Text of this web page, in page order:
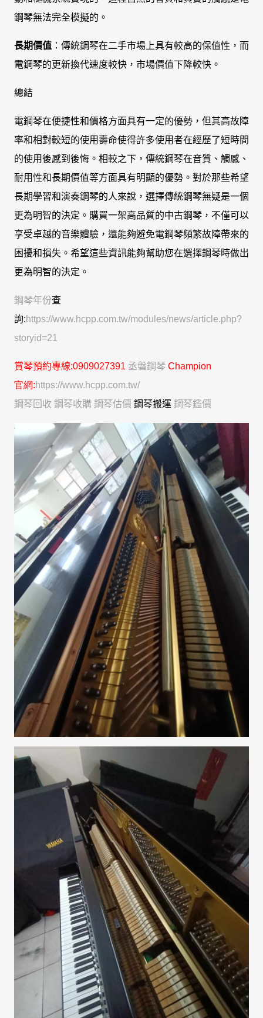
鋼琴無法完全模擬的。
長期價值 ：傳統鋼琴在二手市場上具有較高的保值性，而
電鋼琴的更新換代速度較快，市場價值下降較快。
總結
電鋼琴在便捷性和價格方面具有一定的優勢，但其高故障
率和相對較短的使用壽命使得許多使用者在經歷了短時間
的使用後感到後悔。相較之下，傳統鋼琴在音質、觸感、
耐用性和長期價值等方面具有明顯的優勢。對於那些希望
長期學習和演奏鋼琴的人來說，選擇傳統鋼琴無疑是一個
更為明智的決定。購買一架高品質的中古鋼琴，不僅可以
享受卓越的音樂體驗，還能夠避免電鋼琴頻繁故障帶來的
困擾和損失。希望這些資訊能夠幫助您在選擇鋼琴時做出
更為明智的決定。
鋼琴年份查
詢:https://www.hcpp.com.tw/modules/news/article.php?
storyid=21
賞琴預約專線:0909027391 丞磐鋼琴 Champion
官網:https://www.hcpp.com.tw/
鋼琴回收 鋼琴收購 鋼琴估價 鋼琴搬運 鋼琴鑑價